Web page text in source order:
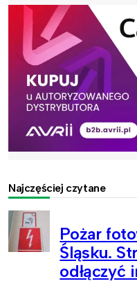
Najczęściej czytane
Pożar
Śląsku.
odłączyć